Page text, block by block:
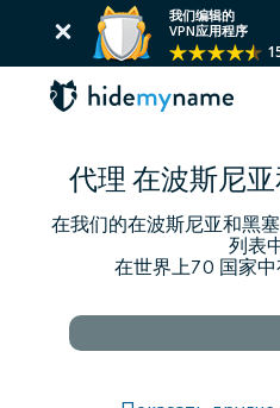
我们编辑的
VPN应用程序
代理 在波斯尼
在我们的在波斯尼亚和黑
列表
在世界上70 国家中